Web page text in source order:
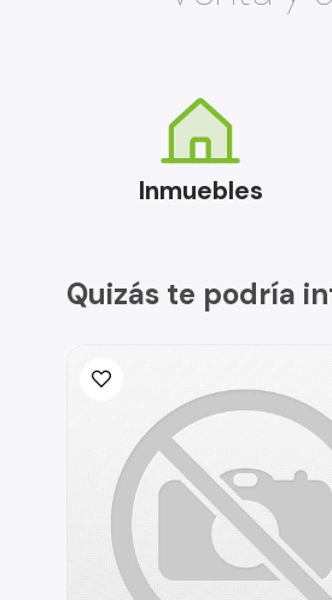
Inmuebles
Quizás te podría